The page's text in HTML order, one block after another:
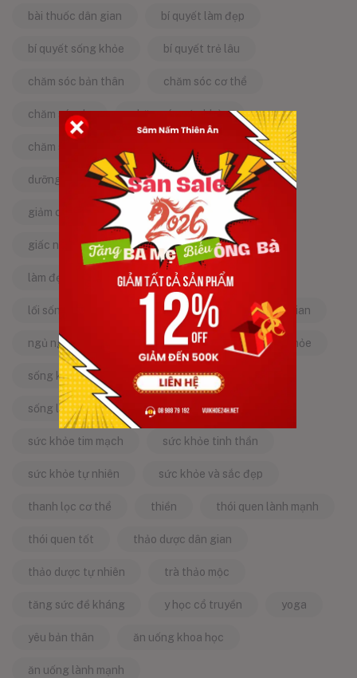
bài thuốc dân gian bí quyết làm đẹp
bí quyết sống khỏe bí quyết trẻ lâu
chăm sóc bản thân chăm sóc cơ thể
chăm sóc da chăm sóc sức khỏe
chăm sóc sức khỏe tự nhiên chống lão hóa
dưỡng da tự nhiên dưỡng sinh
giảm căng thẳng giảm stress
giấc ngủ ngon kinh nghiệm dân gian
làm đẹp từ bên trong làm đẹp tự nhiên
lối sống lành mạnh mật ong mẹo dân gian
ngủ ngon năng lượng tích cực sống khỏe
sống khỏe mỗi ngày sống khỏe đẹp
sống lành mạnh sống tích cực
sức khỏe tim mạch sức khỏe tinh thần
sức khỏe tự nhiên sức khỏe và sắc đẹp
thanh lọc cơ thể thiền thói quen lành mạnh
thói quen tốt thảo dược dân gian
thảo dược tự nhiên trà thảo mộc
tăng sức đề kháng y học cổ truyền yoga
yêu bản thân ăn uống khoa học
ăn uống lành mạnh